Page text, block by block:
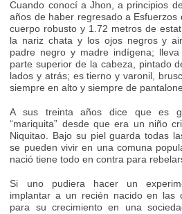
Cuando conocí a Jhon, a principios
años de haber regresado a Esfuerzos
cuerpo robusto y 1.72 metros de
la nariz chata y los ojos negros y
padre negro y madre indígena;
parte superior de la cabeza, pintado
lados y atrás; es tierno y varonil,
siempre en alto y siempre de
A sus treinta años dice que es
“mariquita” desde que era un niño
Niquitao. Bajo su piel guarda todas
se pueden vivir en una comuna
nació tiene todo en contra para
Si uno pudiera hacer un
implantar a un recién nacido en las
para su crecimiento en una